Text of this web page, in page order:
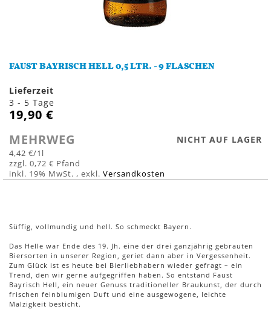
FAUST BAYRISCH HELL 0,5 LTR. - 9 FLASCHEN
Lieferzeit
3 - 5 Tage
19,90 €
MEHRWEG
4,42 €/1l
0,72 €
inkl. 19% MwSt. , exkl. Versandkosten
NICHT AUF LAGER
Süffig, vollmundig und hell. So schmeckt Bayern.
Das Helle war Ende des 19. Jh. eine der drei ganzjährig gebrauten
Biersorten in unserer Region, geriet dann aber in Vergessenheit.
Zum Glück ist es heute bei Bierliebhabern wieder gefragt – ein
Trend, den wir gerne aufgegriffen haben. So entstand Faust
Bayrisch Hell, ein neuer Genuss traditioneller Braukunst, der durch
frischen feinblumigen Duft und eine ausgewogene, leichte
Malzigkeit besticht.
der
springen